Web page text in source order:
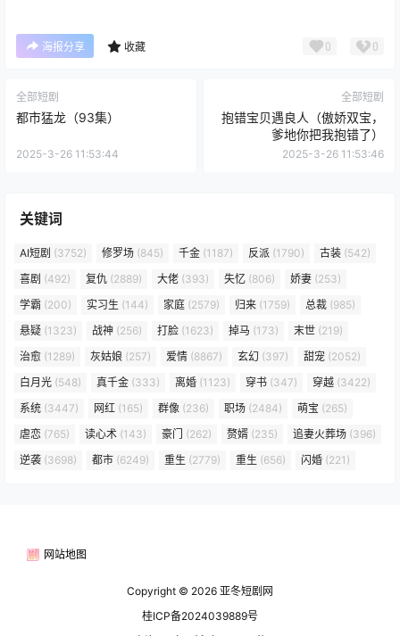
海报分享 收藏 0 0
全部短剧
都市猛龙（93集）
2025-3-26 11:53:44
全部短剧
抱错宝贝遇良人（傲娇双宝，
爹地你把我抱错了）
2025-3-26 11:53:46
关键词
AI短剧 (3752) 修罗场 (845) 千金 (1187) 反派 (1790) 古装 (542)
喜剧 (492) 复仇 (2889) 大佬 (393) 失忆 (806) 娇妻 (253)
学霸 (200) 实习生 (144) 家庭 (2579) 归来 (1759) 总裁 (985)
悬疑 (1323) 战神 (256) 打脸 (1623) 掉马 (173) 末世 (219)
治愈 (1289) 灰姑娘 (257) 爱情 (8867) 玄幻 (397) 甜宠 (2052)
白月光 (548) 真千金 (333) 离婚 (1123) 穿书 (347) 穿越 (3422)
系统 (3447) 网红 (165) 群像 (236) 职场 (2484) 萌宝 (265)
虐恋 (765) 读心术 (143) 豪门 (262) 赘婿 (235) 追妻火葬场 (396)
逆袭 (3698) 都市 (6249) 重生 (2779) 重生 (656) 闪婚 (221)
网站地图
Copyright © 2026 亚冬短剧网
桂ICP备2024039889号